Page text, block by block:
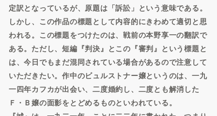
定訳となっているが、原題は「訴訟」という意味である。
しかし、この作品の標題として内容的にきわめて適切と思
われる。この標題をつけたのは、戦前の本野享一の翻訳で
ある。ただし、短編『判決』とこの『審判』という標題と
は、今日でもまだ混同されている場合があるので注意して
いただきたい。作中のビュルストナー嬢というのは、一九
一四年カフカが出会い、二度婚約し、二度とも解消した
Ｆ・Ｂ嬢の面影をとどめるものといわれている。